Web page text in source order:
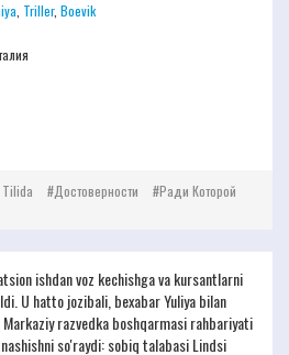
Triller, Boevik
Tilida Достоверности
Ради Которой
ishdan voz kechishga va kursantlarni
U hatto jozibali, bexabar Yuliya bilan
razvedka boshqarmasi rahbariyati
so'raydi: sobiq talabasi Lindsi